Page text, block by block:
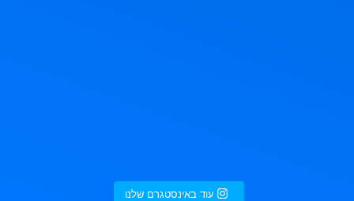
עוד באינסטגרם שלנו